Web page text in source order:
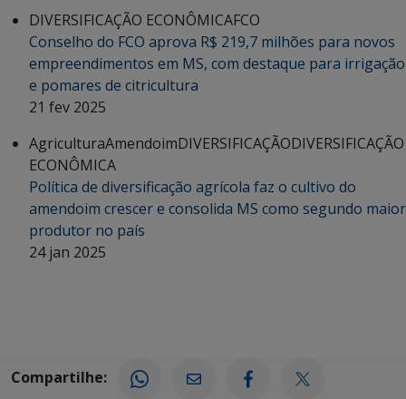
DIVERSIFICAÇÃO ECONÔMICAFCO
Conselho do FCO aprova R$ 219,7 milhões para novos
empreendimentos em MS, com destaque para irrigação
e pomares de citricultura
21 fev 2025
AgriculturaAmendoimDIVERSIFICAÇÃODIVERSIFICAÇÃO
ECONÔMICA
Política de diversificação agrícola faz o cultivo do
amendoim crescer e consolida MS como segundo maior
produtor no país
24 jan 2025
Compartilhe: